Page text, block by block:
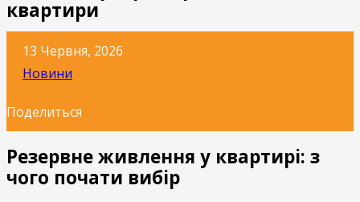
квартири
13 Червня, 2026
Новини
Поделиться
Резервне живлення у квартирі: з
чого почати вибір